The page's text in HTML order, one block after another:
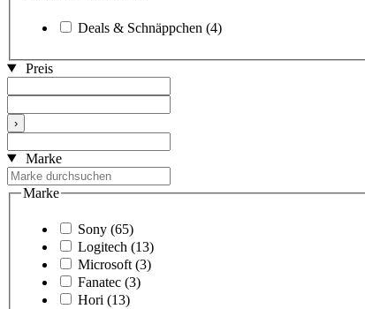
Deals & Schnäppchen (4)
Preis
›
Marke
Marke
Sony (65)
Logitech (13)
Microsoft (3)
Fanatec (3)
Hori (13)